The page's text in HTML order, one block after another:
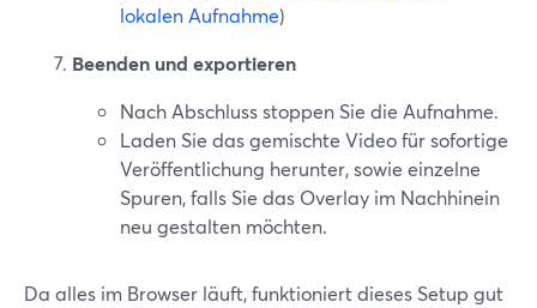
lokalen Aufnahme)
Beenden und exportieren
Nach Abschluss stoppen Sie die Aufnahme.
Laden Sie das gemischte Video für sofortige
Veröffentlichung herunter, sowie einzelne
Spuren, falls Sie das Overlay im Nachhinein
neu gestalten möchten.
Da alles im Browser läuft, funktioniert dieses Setup gut